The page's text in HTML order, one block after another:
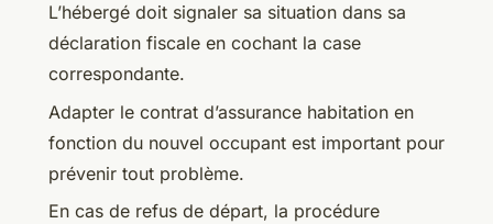
L’hébergé doit signaler sa situation dans sa
déclaration fiscale en cochant la case
correspondante.
Adapter le contrat d’assurance habitation en
fonction du nouvel occupant est important pour
prévenir tout problème.
En cas de refus de départ, la procédure